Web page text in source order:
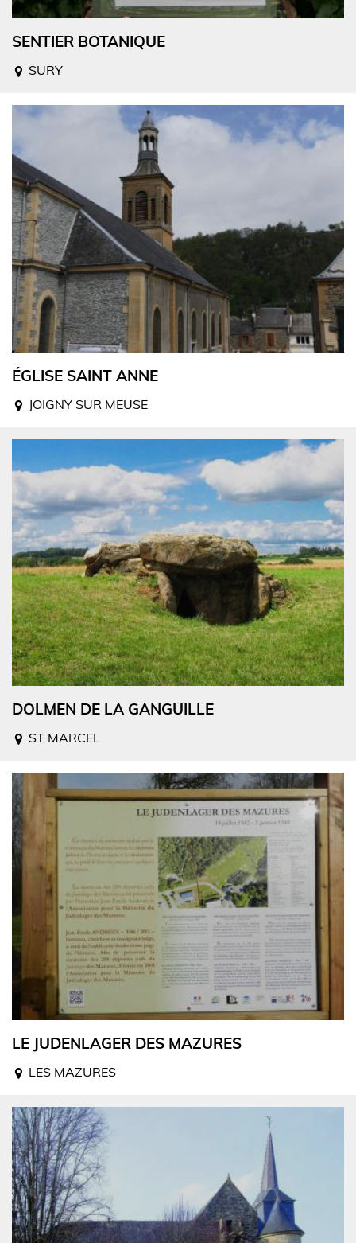
SENTIER BOTANIQUE
SURY
ÉGLISE SAINT ANNE
JOIGNY SUR MEUSE
DOLMEN DE LA GANGUILLE
ST MARCEL
LE JUDENLAGER DES MAZURES
LES MAZURES